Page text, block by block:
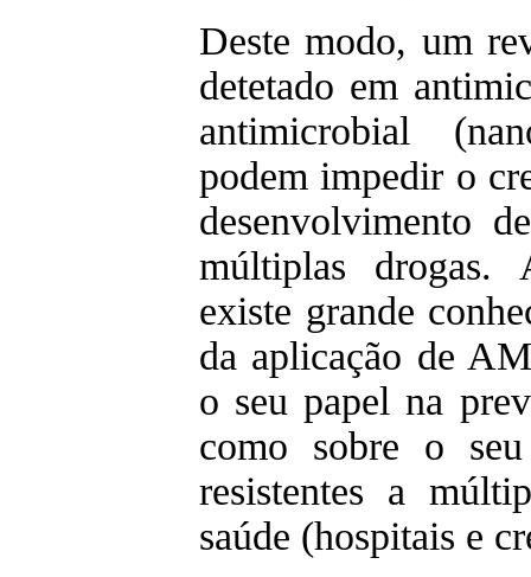
Deste modo, um
detetado em
antimicrobial
podem impedir o
desenvolvimento
múltiplas drogas.
existe grande
da aplicação de
o seu papel na
como sobre o
resistentes a
saúde (hospitais e